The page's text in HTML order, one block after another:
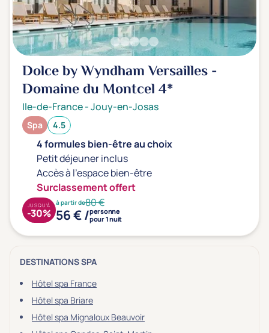
Dolce by Wyndham Versailles -
Domaine du Montcel4*
Ile-de-France-Jouy-en-Josas
Spa 4.5
4 formules bien-être au choix
Petit déjeuner inclus
Accès à l'espace bien-être
Surclassement offert
à partir de80 €
56 € /personne
pour 1 nuit
JUSQU'À
-30%
DESTINATIONS SPA
Hôtel spa France
Hôtel spa Briare
Hôtel spa Mignaloux Beauvoir